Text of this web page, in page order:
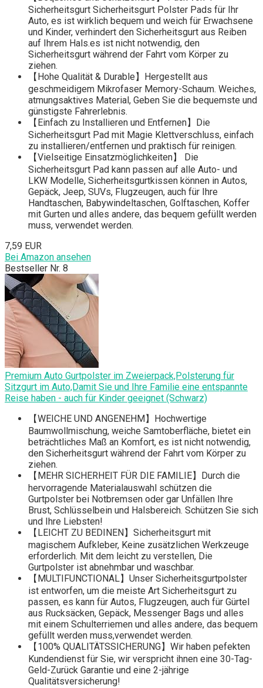
Sicherheitsgurt Sicherheitsgurt Polster Pads für Ihr
Auto, es ist wirklich bequem und weich für Erwachsene
und Kinder, verhindert den Sicherheitsgurt aus Reiben
auf Ihrem Hals.es ist nicht notwendig, den
Sicherheitsgurt während der Fahrt vom Körper zu
ziehen.
【Hohe Qualität & Durable】Hergestellt aus
geschmeidigem Mikrofaser Memory-Schaum. Weiches,
atmungsaktives Material, Geben Sie die bequemste und
günstigste Fahrerlebnis.
【Einfach zu Installieren und Entfernen】Die
Sicherheitsgurt Pad mit Magie Klettverschluss, einfach
zu installieren/entfernen und praktisch für reinigen.
【Vielseitige Einsatzmöglichkeiten】 Die
Sicherheitsgurt Pad kann passen auf alle Auto- und
LKW Modelle, Sicherheitsgurtkissen können in Autos,
Gepäck, Jeep, SUVs, Flugzeugen, auch für Ihre
Handtaschen, Babywindeltaschen, Golftaschen, Koffer
mit Gurten und alles andere, das bequem gefüllt werden
muss, verwendet werden.
7,59 EUR
Bei Amazon ansehen
Bestseller Nr. 8
Premium Auto Gurtpolster im Zweierpack,Polsterung für
Sitzgurt im Auto,Damit Sie und Ihre Familie eine entspannte
Reise haben - auch für Kinder geeignet (Schwarz)
【WEICHE UND ANGENEHM】Hochwertige
Baumwollmischung, weiche Samtoberfläche, bietet ein
beträchtliches Maß an Komfort, es ist nicht notwendig,
den Sicherheitsgurt während der Fahrt vom Körper zu
ziehen.
【MEHR SICHERHEIT FÜR DIE FAMILIE】Durch die
hervorragende Materialauswahl schützen die
Gurtpolster bei Notbremsen oder gar Unfällen Ihre
Brust, Schlüsselbein und Halsbereich. Schützen Sie sich
und Ihre Liebsten!
【LEICHT ZU BEDINEN】Sicherheitsgurt mit
magischem Aufkleber, Keine zusätzlichen Werkzeuge
erforderlich. Mit dem leicht zu verstellen, Die
Gurtpolster ist abnehmbar und waschbar.
【MULTIFUNCTIONAL】Unser Sicherheitsgurtpolster
ist entworfen, um die meiste Art Sicherheitsgurt zu
passen, es kann für Autos, Flugzeugen, auch für Gürtel
aus Rucksäcken, Gepäck, Messenger Bags und alles
mit einem Schulterriemen und alles andere, das bequem
gefüllt werden muss,verwendet werden.
【100% QUALITÄTSSICHERUNG】Wir haben pefekten
Kundendienst für Sie, wir verspricht ihnen eine 30-Tag-
Geld-Zurück Garantie und eine 2-jährige
Qualitätsversicherung!